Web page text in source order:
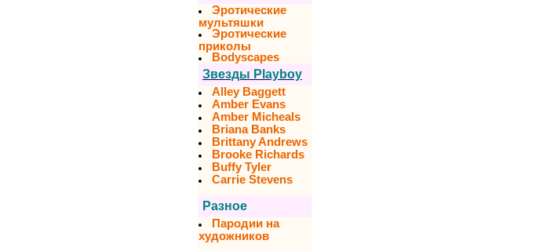
Эротические
мультяшки
Эротические
приколы
Bodyscapes
Звезды Playboy
Alley Baggett
Amber Evans
Amber Micheals
Briana Banks
Brittany Andrews
Brooke Richards
Buffy Tyler
Carrie Stevens
Разное
Пародии на
художников